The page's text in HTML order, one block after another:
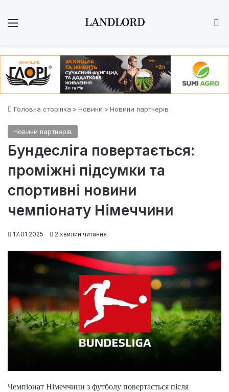
Головна сторінка > Новини > Новини партнерів
Новини партнерів
Бундесліга повертається:
проміжні підсумки та
спортивні новини
чемпіонату Німеччини
17.01.2025 2 хвилин читання
Чемпіонат Німеччини з футболу повертається після